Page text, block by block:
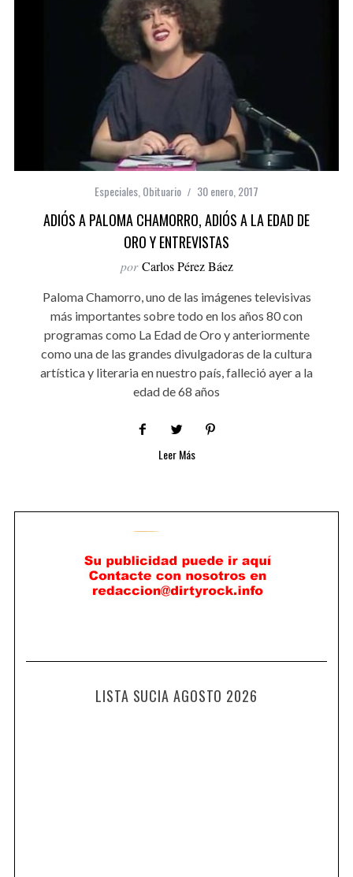
Especiales Obituario 30 enero, 2017
ADIÓS A PALOMA CHAMORRO, ADIÓS A LA EDAD DE
ORO Y ENTREVISTAS
por Carlos Pérez Báez
Paloma Chamorro, uno de las imágenes televisivas
más importantes sobre todo en los años 80 con
programas como La Edad de Oro y anteriormente
como una de las grandes divulgadoras de la cultura
artística y literaria en nuestro país, falleció ayer a la
edad de 68 años
Leer Más
LISTA SUCIA AGOSTO 2026